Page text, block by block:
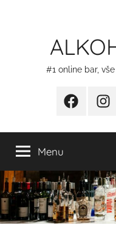
#1 online bar,
Facebook
Menu